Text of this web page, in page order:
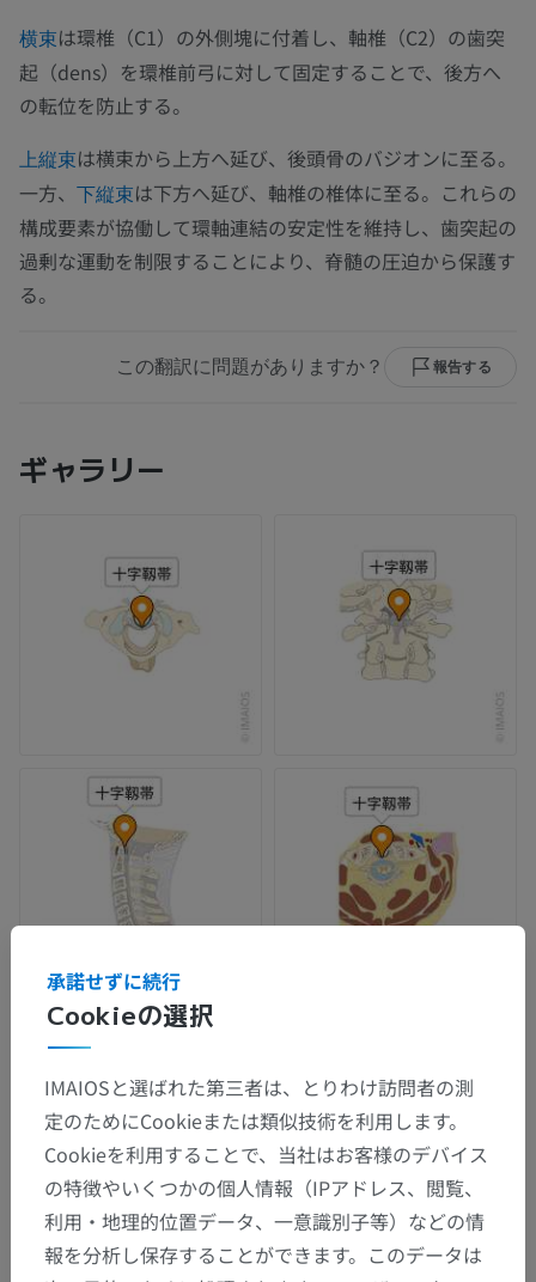
横束は環椎（C1）の外側塊に付着し、軸椎（C2）の歯突
起（dens）を環椎前弓に対して固定することで、後方へ
の転位を防止する。
上縦束は横束から上方へ延び、後頭骨のバジオンに至る。
一方、 下縦束は下方へ延び、軸椎の椎体に至る。これらの
構成要素が協働して環軸連結の安定性を維持し、歯突起の
過剰な運動を制限することにより、脊髄の圧迫から保護す
る。
この翻訳に問題がありますか？ 報告する
ギャラリー
Cookieの選択
承諾せずに続行
IMAIOSと選ばれた第三者は、とりわけ訪問者の測
定のためにCookieまたは類似技術を利用します。
Cookieを利用することで、当社はお客様のデバイス
の特徴やいくつかの個人情報（IPアドレス、閲覧、
利用・地理的位置データ、一意識別子等）などの情
報を分析し保存することができます。このデータは